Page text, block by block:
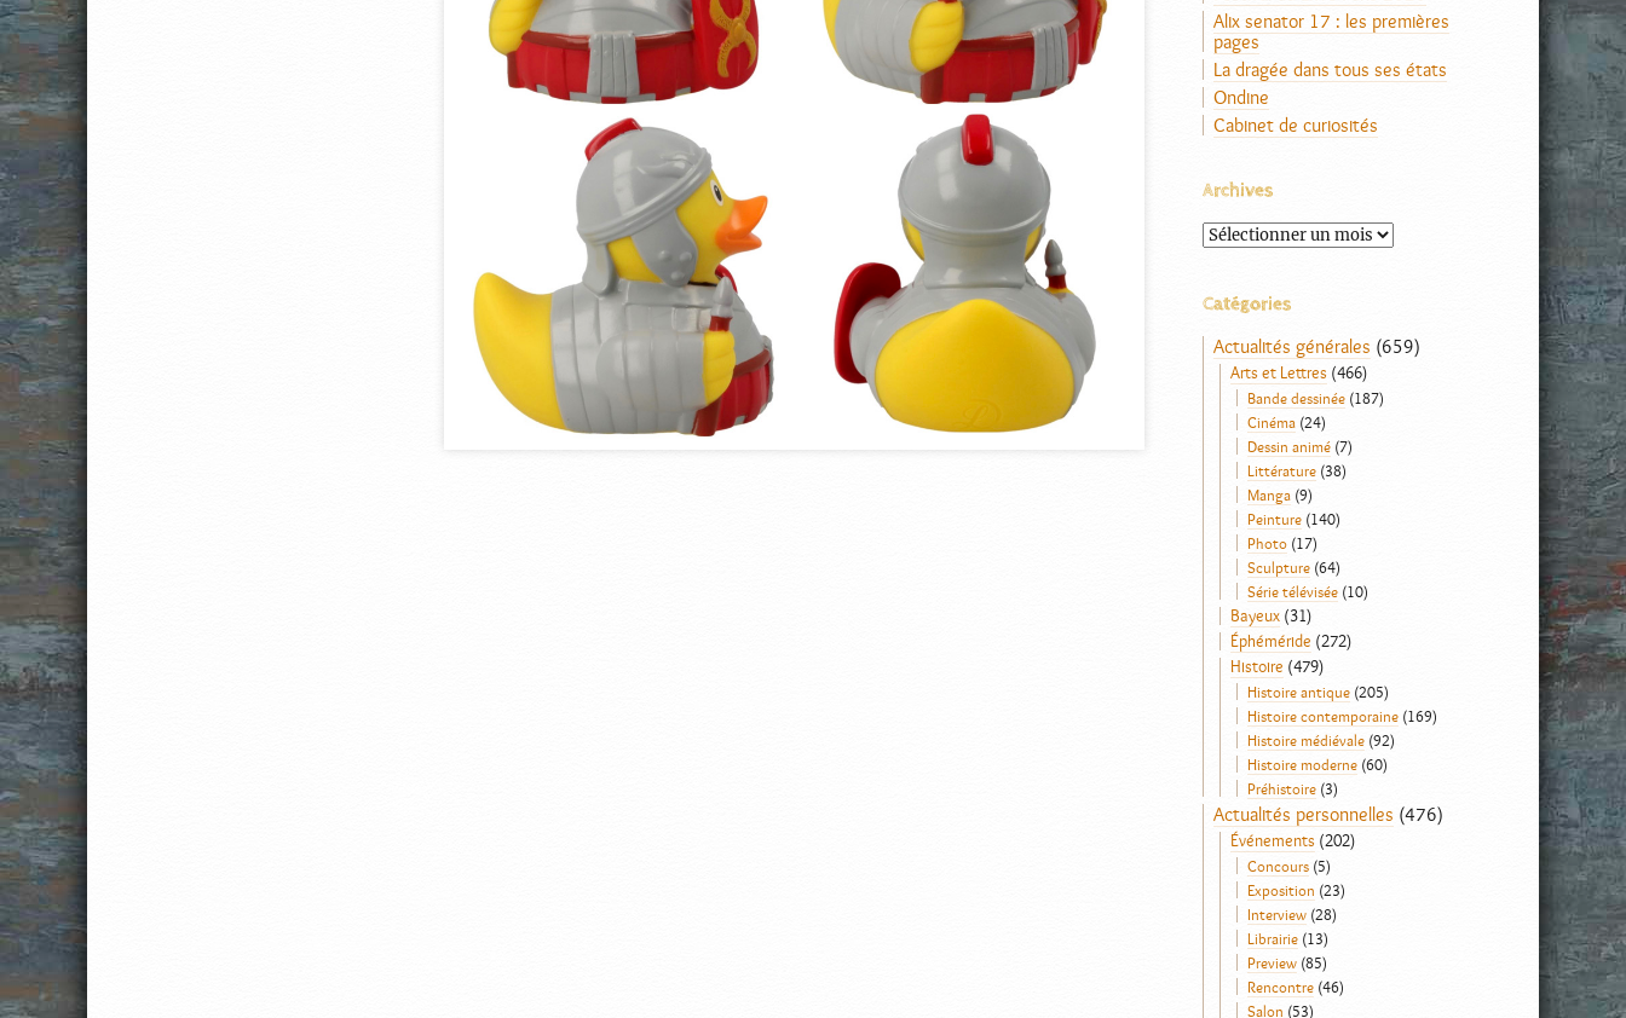
Alix senator 17 : les premières
pages
La dragée dans tous ses états
Ondine
Cabinet de curiosités
Archives
Archives
Catégories
Actualités générales (659)
Arts et Lettres(466)
Bande dessinée(187)
Cinéma(24)
Dessin animé(7)
Littérature(38)
Manga(9)
Peinture(140)
Photo(17)
Sculpture(64)
Série télévisée(10)
Bayeux(31)
Éphéméride (272)
Histoire (479)
Histoire antique(205)
Histoire contemporaine(169)
Histoire médiévale(92)
Histoire moderne(60)
Préhistoire(3)
Actualités personnelles (476)
Événements (202)
Concours(5)
Exposition (23)
Interview(28)
Librairie(13)
Preview(85)
Rencontre(46)
Salon (53)